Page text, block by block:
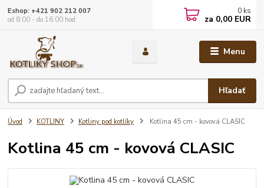
Menu
Hľadať
Eshop: +421 902 212 007
od 8:00 - do 16:00 hod
0 ks
za 0,00 EUR
Úvod KOTLINY Kotliny pod kotlíky Kotlina 45 cm - kovová CLASIC
Kotlina 45 cm - kovová CLASIC